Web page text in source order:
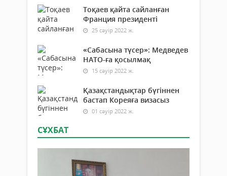
Тоқаев қайта сайланған
Франция президенті
25 сәуір 2022 ж.
«Сабасына түсер»: Медведев
НАТО-ға қосылмақ
15 сәуір 2022 ж.
Қазақстандықтар бүгіннен
бастап Кореяға визасыз
01 сәуір 2022 ж.
СҰХБАТ